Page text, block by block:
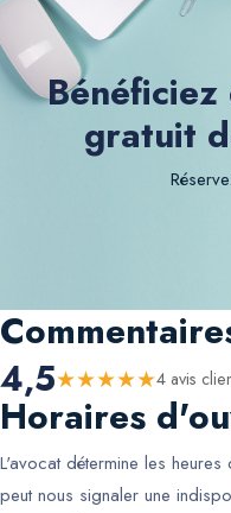
gratuit
4,5★★★★★4 avis
Horaires
L'avocat détermine les
peut nous signaler une